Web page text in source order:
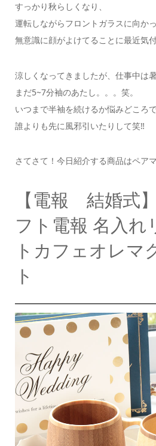
すっかり秋らしくなり、
運転しながらフロントガラスに向か
無意識に顔がよけてることに最近気
涼しくなってきましたが、仕事中は暑
まだ5~7分袖のあたし。。。笑。
いつまで半袖を続けるか悩みどころ
誰よりも先に風邪引いたりして笑‼️
さてさて！今日紹介する商品はペア
【電報 結婚式
フト電報 名入れ
トカフェオレマ
ト